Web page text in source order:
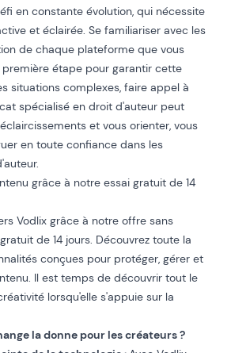
en constante évolution, qui nécessite
et éclairée. Se familiariser avec les
de chaque plateforme que vous
étape pour garantir cette
situations complexes, faire appel à
spécialisé en droit d'auteur peut
et vous orienter, vous
en toute confiance dans les
grâce à notre essai gratuit de 14
Vodlix grâce à notre offre sans
de 14 jours. Découvrez toute la
conçues pour protéger, gérer et
Il est temps de découvrir tout le
lorsqu'elle s'appuie sur la
la donne pour les créateurs ?